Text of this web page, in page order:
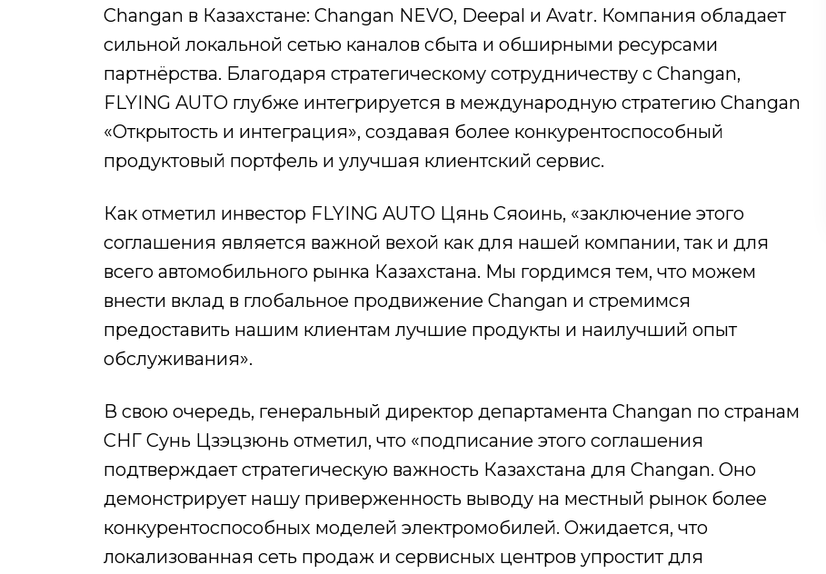
Changan в Казахстане: Changan NEVO, Deepal и Avatr. Компания обладает
сильной локальной сетью каналов сбыта и обширными ресурсами
партнёрства. Благодаря стратегическому сотрудничеству с Changan,
FLYING AUTO глубже интегрируется в международную стратегию Changan
«Открытость и интеграция», создавая более конкурентоспособный
продуктовый портфель и улучшая клиентский сервис.
Как отметил инвестор FLYING AUTO Цянь Сяоинь, «заключение этого
соглашения является важной вехой как для нашей компании, так и для
всего автомобильного рынка Казахстана. Мы гордимся тем, что можем
внести вклад в глобальное продвижение Changan и стремимся
предоставить нашим клиентам лучшие продукты и наилучший опыт
обслуживания».
В свою очередь, генеральный директор департамента Changan по странам
СНГ Сунь Цзэцзюнь отметил, что «подписание этого соглашения
подтверждает стратегическую важность Казахстана для Changan. Оно
демонстрирует нашу приверженность выводу на местный рынок более
конкурентоспособных моделей электромобилей. Ожидается, что
локализованная сеть продаж и сервисных центров упростит для